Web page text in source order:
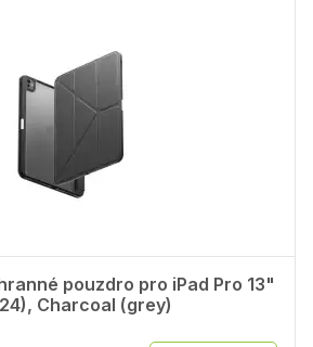
pouzdro pro iPad Pro 13"
Charcoal (grey)